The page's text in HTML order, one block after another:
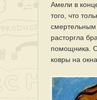
Амели в
того, что
смертельным
расторгла
помощника.
ковры на